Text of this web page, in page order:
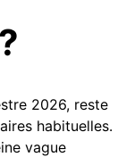
2026, reste
habituelles.
vague